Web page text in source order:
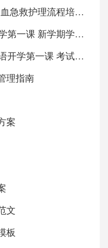
热回收减排0.4万
万元（按碳价50元/吨
上网电费及绿电溢
收益约600万元，整
污染治理：施工期
输车辆加装密闭篷
线监测仪，当浓度超
放，确保施工场界颗
综合排放标准》（G
污染治理：施工废水
处理后回用，不外
2026 年产科产后出血急救护理流程培训课件
2026年秋季小学开学第一课 新学期学习规划教学设计
2026年秋季小学英语开学第一课 考试策略与技巧课件
理指南
案
文
板